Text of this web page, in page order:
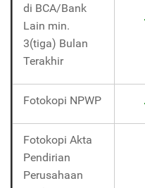
di BCA/Bank
Lain min.
3(tiga) Bulan
Terakhir
Fotokopi NPWP
Fotokopi Akta
Pendirian
Perusahaan